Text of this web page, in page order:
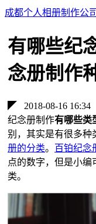
成都个人相册制作公司
有哪些纪
念册制作
◤
2018-08-16 16:34
纪念册制作有哪些类
别，其实是有很多种
册的分类。 百铂纪念
点的数字，但是小编
类。